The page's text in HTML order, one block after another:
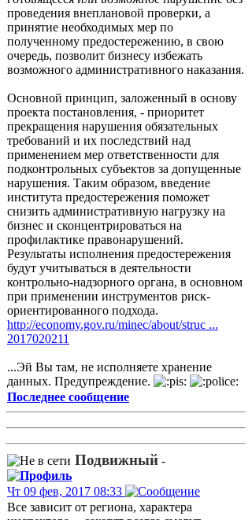
проведения внеплановой проверки, а
принятие необходимых мер по
полученному предостережению, в свою
очередь, позволит бизнесу избежать
возможного административного наказания.
Основной принцип, заложенный в основу
проекта постановления, - приоритет
прекращения нарушения обязательных
требований и их последствий над
применением мер ответственности для
подконтрольных субъектов за допущенные
нарушения. Таким образом, введение
института предостережения поможет
снизить административную нагрузку на
бизнес и сконцентрироваться на
профилактике правонарушений.
Результаты исполнения предостережения
будут учитываться в деятельности
контрольно-надзорного органа, в основном
при применении инструментов риск-
ориентированного подхода.
http://economy.gov.ru/minec/about/struc ...
2017020211
...Эй Вы там, не исполняете хранение
данных. Предупреждение.
Последнее сообщение
Подвижный -
Чт 09 фев, 2017 08:33
Все зависит от региона, характера